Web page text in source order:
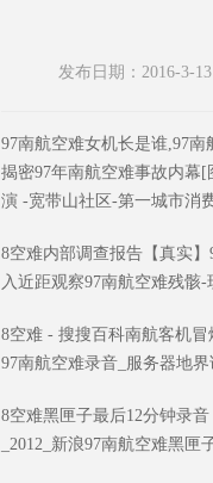
发布日期：2016-3-
97南航空难女机长是谁,97
揭密97年南航空难事故内幕[
演 -宽带山社区-第一城市消
8空难内部调查报告【真实
入近距观察97南航空难残骸
8空难 - 搜搜百科南航客机
97南航空难录音_服务器地
8空难黑匣子最后12分钟录
_2012_新浪97南航空难黑